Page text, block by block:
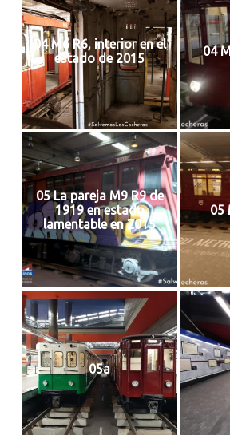
04 M6 R6, interior en el
estado de 2015
04
05 La pareja M9 R9 de
1919 en estado
lamentable en 2015
05
05a